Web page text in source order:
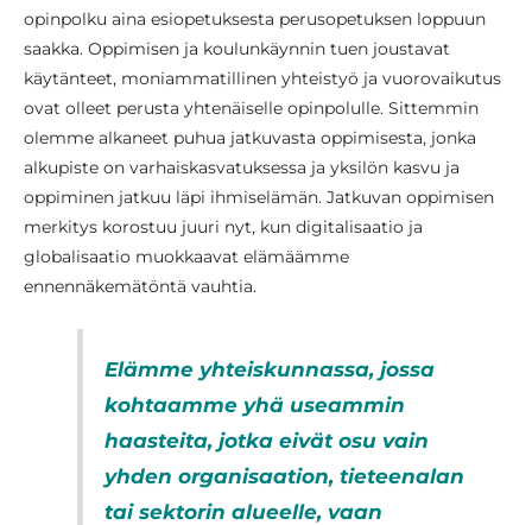
opinpolku aina esiopetuksesta perusopetuksen loppuun
saakka. Oppimisen ja koulunkäynnin tuen joustavat
käytänteet, moniammatillinen yhteistyö ja vuorovaikutus
ovat olleet perusta yhtenäiselle opinpolulle. Sittemmin
olemme alkaneet puhua jatkuvasta oppimisesta, jonka
alkupiste on varhaiskasvatuksessa ja yksilön kasvu ja
oppiminen jatkuu läpi ihmiselämän. Jatkuvan oppimisen
merkitys korostuu juuri nyt, kun digitalisaatio ja
globalisaatio muokkaavat elämäämme
ennennäkemätöntä vauhtia.
Elämme yhteiskunnassa, jossa
kohtaamme yhä useammin
haasteita, jotka eivät osu vain
yhden organisaation, tieteenalan
tai sektorin alueelle, vaan